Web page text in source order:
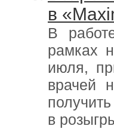
в
В
рамках
июля,
врачей
в